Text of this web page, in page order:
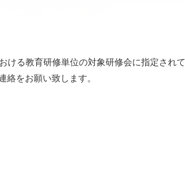
ける教育研修単位の対象研修会に指定されて
をお願い致します。